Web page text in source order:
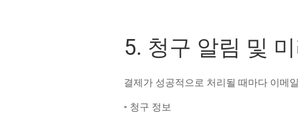
5. 청구 알림 및
결제가 성공적으로 처리될 때마다 이메
◦ 청구 정보